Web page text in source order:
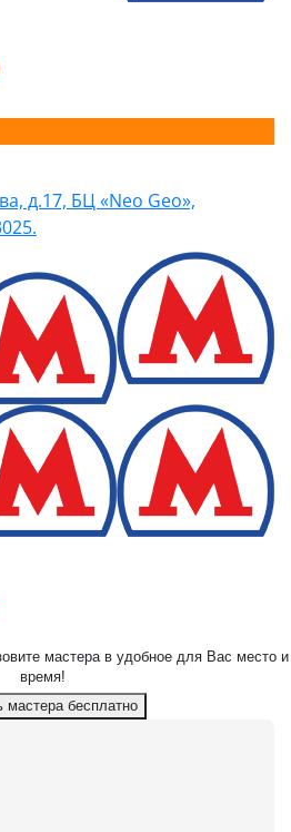
д.17, БЦ «Neo Geo»,
мастера в удобное для Вас место и
время!
мастера бесплатно